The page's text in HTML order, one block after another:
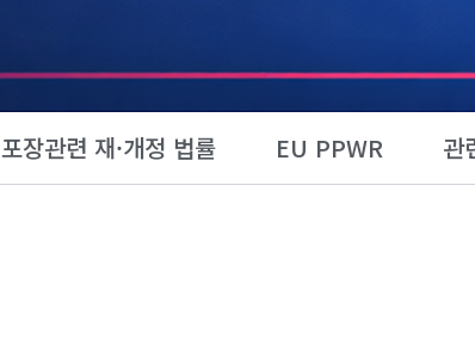
포장관련 재·개정 법률 EU PPWR 관